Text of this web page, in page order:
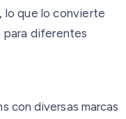
lo que lo convierte
para diferentes